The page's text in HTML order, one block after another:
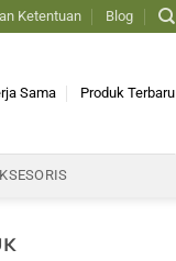
Ketentuan Blog
Sama Produk Terbaru